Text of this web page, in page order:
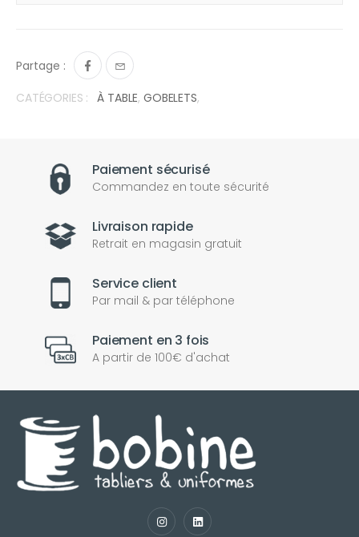
Partage :
CATÉGORIES : À TABLE, GOBELETS,
Paiement sécurisé
Commandez en toute sécurité
Livraison rapide
Retrait en magasin gratuit
Service client
Par mail & par téléphone
Paiement en 3 fois
A partir de 100€ d'achat